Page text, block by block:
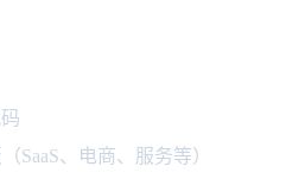
SaaS、电商、服务等）